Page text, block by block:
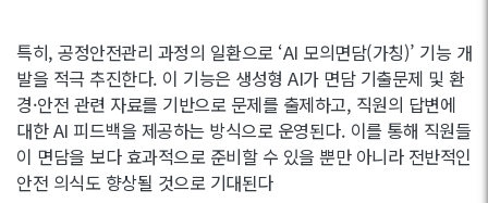
특히, 공정안전관리 과정의 일환으로 ‘AI 모의면담(가칭)’ 기능 개
발을 적극 추진한다. 이 기능은 생성형 AI가 면담 기출문제 및 환
경·안전 관련 자료를 기반으로 문제를 출제하고, 직원의 답변에
대한 AI 피드백을 제공하는 방식으로 운영된다. 이를 통해 직원들
이 면담을 보다 효과적으로 준비할 수 있을 뿐만 아니라 전반적인
안전 의식도 향상될 것으로 기대된다